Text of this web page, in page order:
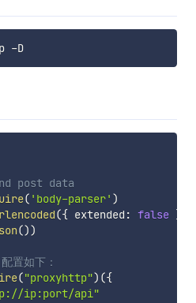
proxyhttp -D
post data
( 'body-parser' )
({ extended : false }
())
置如下：
("proxyhttp") ({
ip:port/api"